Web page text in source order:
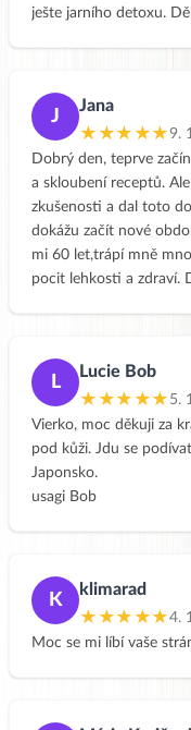
ješte jarního detoxu.
J
Jana
★★★★★9.
Dobrý den, teprve
a skloubení receptů.
zkušenosti a dal toto
dokážu začít nové
mi 60 let,trápí mně
pocit lehkosti a zdraví.
L
Lucie Bob
★★★★★ 5.
Vierko, moc děkuji za
pod kůži. Jdu se
Japonsko.
usagi Bob
K
klimarad
★★★★★4.
Moc se mi líbí vaše